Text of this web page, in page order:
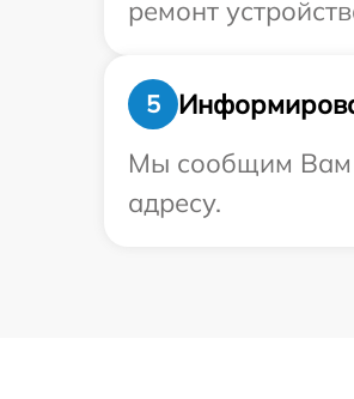
ремонт
5
Мы сообщим Вам
адресу.